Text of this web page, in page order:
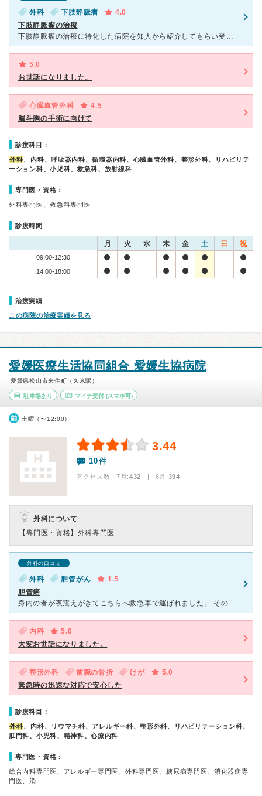
外科 下肢静脈瘤
4.0
下肢静脈瘤の治療
下肢静脈瘤の治療に特化した病院を知人から紹介してもらい受診。 軽症だったので数回の通院で良くなり、普段の日は専用のストッキングを着用していました。 松山市の中心部にある病院なのでアクセスもよく通院
5.0
お世話になりました。
心臓血管外科
4.5
漏斗胸の手術に向けて
診療科目：
外科、内科、呼吸器内科、循環器内科、心臓血管外科、整形外科、リハビリテ
ーション科、小児科、救急科、放射線科
専門医・資格：
外科専門医、救急科専門医
診療時間
月 火 水 木 金 土 日 祝
09:00-12:30
14:00-18:00
治療実績
この病院の治療実績を見る
愛媛医療生活協同組合 愛媛生協病院
愛媛県松山市来住町（久米駅）
駐車場あり マイナ受付(スマホ可)
土曜（〜12:00）
3.44
10件
アクセス数 7月:432 | 6月:394
外科について
【専門医・資格】 外科専門医
外科の口コミ
外科 胆管がん
1.5
胆管癌
身内の者が夜震えがきてこちらへ救急車で運ばれました。 その前に何度か兆候があり、他の病院にも救急で行っていたのですが、結局こちらで胆嚢に膿が溜まっているということで、入院（何度か）していました。
内科
5.0
大変お世話になりました。
整形外科 前腕の骨折 けが
5.0
緊急時の迅速な対応で安心した
診療科目：
外科、内科、リウマチ科、アレルギー科、整形外科、リハビリテーション科、
肛門科、小児科、精神科、心療内科
専門医・資格：
総合内科専門医、アレルギー専門医、外科専門医、糖尿病専門医、消化器病専
門医、消…